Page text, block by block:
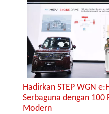
Hadirkan STEP WGN
Serbaguna dengan 100
Modern